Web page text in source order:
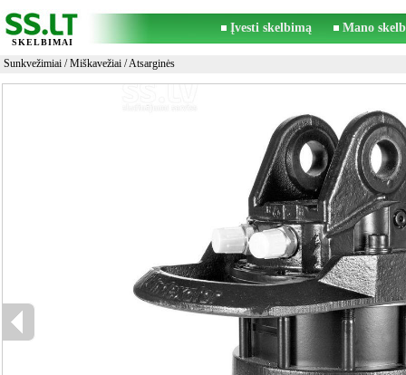
SKELBIMAI
Įvesti skelbimą Mano
Sunkvežimiai /Miškavežiai / Atsarginės